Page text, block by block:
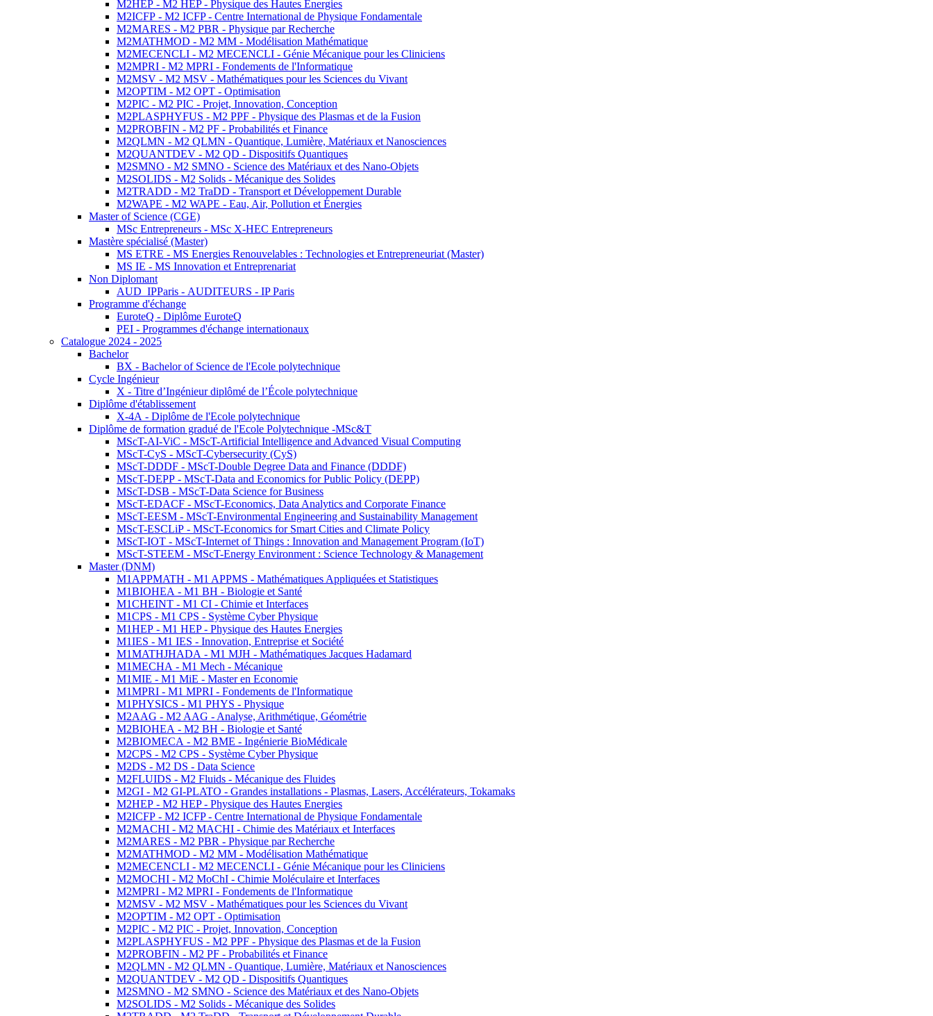
M2HEP - M2 HEP - Physique des Hautes Energies
M2ICFP - M2 ICFP - Centre International de Physique Fondamentale
M2MARES - M2 PBR - Physique par Recherche
M2MATHMOD - M2 MM - Modélisation Mathématique
M2MECENCLI - M2 MECENCLI - Génie Mécanique pour les Cliniciens
M2MPRI - M2 MPRI - Fondements de l'Informatique
M2MSV - M2 MSV - Mathématiques pour les Sciences du Vivant
M2OPTIM - M2 OPT - Optimisation
M2PIC - M2 PIC - Projet, Innovation, Conception
M2PLASPHYFUS - M2 PPF - Physique des Plasmas et de la Fusion
M2PROBFIN - M2 PF - Probabilités et Finance
M2QLMN - M2 QLMN - Quantique, Lumière, Matériaux et Nanosciences
M2QUANTDEV - M2 QD - Dispositifs Quantiques
M2SMNO - M2 SMNO - Science des Matériaux et des Nano-Objets
M2SOLIDS - M2 Solids - Mécanique des Solides
M2TRADD - M2 TraDD - Transport et Développement Durable
M2WAPE - M2 WAPE - Eau, Air, Pollution et Énergies
Master of Science (CGE)
MSc Entrepreneurs - MSc X-HEC Entrepreneurs
Mastère spécialisé (Master)
MS ETRE - MS Energies Renouvelables : Technologies et Entrepreneuriat (Master)
MS IE - MS Innovation et Entreprenariat
Non Diplomant
AUD_IPParis - AUDITEURS - IP Paris
Programme d'échange
EuroteQ - Diplôme EuroteQ
PEI - Programmes d'échange internationaux
Catalogue 2024 - 2025
Bachelor
BX - Bachelor of Science de l'Ecole polytechnique
Cycle Ingénieur
X - Titre d’Ingénieur diplômé de l’École polytechnique
Diplôme d'établissement
X-4A - Diplôme de l'Ecole polytechnique
Diplôme de formation gradué de l'Ecole Polytechnique -MSc&T
MScT-AI-ViC - MScT-Artificial Intelligence and Advanced Visual Computing
MScT-CyS - MScT-Cybersecurity (CyS)
MScT-DDDF - MScT-Double Degree Data and Finance (DDDF)
MScT-DEPP - MScT-Data and Economics for Public Policy (DEPP)
MScT-DSB - MScT-Data Science for Business
MScT-EDACF - MScT-Economics, Data Analytics and Corporate Finance
MScT-EESM - MScT-Environmental Engineering and Sustainability Management
MScT-ESCLiP - MScT-Economics for Smart Cities and Climate Policy
MScT-IOT - MScT-Internet of Things : Innovation and Management Program (IoT)
MScT-STEEM - MScT-Energy Environment : Science Technology & Management
Master (DNM)
M1APPMATH - M1 APPMS - Mathématiques Appliquées et Statistiques
M1BIOHEA - M1 BH - Biologie et Santé
M1CHEINT - M1 CI - Chimie et Interfaces
M1CPS - M1 CPS - Système Cyber Physique
M1HEP - M1 HEP - Physique des Hautes Energies
M1IES - M1 IES - Innovation, Entreprise et Société
M1MATHJHADA - M1 MJH - Mathématiques Jacques Hadamard
M1MECHA - M1 Mech - Mécanique
M1MIE - M1 MiE - Master en Economie
M1MPRI - M1 MPRI - Fondements de l'Informatique
M1PHYSICS - M1 PHYS - Physique
M2AAG - M2 AAG - Analyse, Arithmétique, Géométrie
M2BIOHEA - M2 BH - Biologie et Santé
M2BIOMECA - M2 BME - Ingénierie BioMédicale
M2CPS - M2 CPS - Système Cyber Physique
M2DS - M2 DS - Data Science
M2FLUIDS - M2 Fluids - Mécanique des Fluides
M2GI - M2 GI-PLATO - Grandes installations - Plasmas, Lasers, Accélérateurs, Tokamaks
M2HEP - M2 HEP - Physique des Hautes Energies
M2ICFP - M2 ICFP - Centre International de Physique Fondamentale
M2MACHI - M2 MACHI - Chimie des Matériaux et Interfaces
M2MARES - M2 PBR - Physique par Recherche
M2MATHMOD - M2 MM - Modélisation Mathématique
M2MECENCLI - M2 MECENCLI - Génie Mécanique pour les Cliniciens
M2MOCHI - M2 MoChI - Chimie Moléculaire et Interfaces
M2MPRI - M2 MPRI - Fondements de l'Informatique
M2MSV - M2 MSV - Mathématiques pour les Sciences du Vivant
M2OPTIM - M2 OPT - Optimisation
M2PIC - M2 PIC - Projet, Innovation, Conception
M2PLASPHYFUS - M2 PPF - Physique des Plasmas et de la Fusion
M2PROBFIN - M2 PF - Probabilités et Finance
M2QLMN - M2 QLMN - Quantique, Lumière, Matériaux et Nanosciences
M2QUANTDEV - M2 QD - Dispositifs Quantiques
M2SMNO - M2 SMNO - Science des Matériaux et des Nano-Objets
M2SOLIDS - M2 Solids - Mécanique des Solides